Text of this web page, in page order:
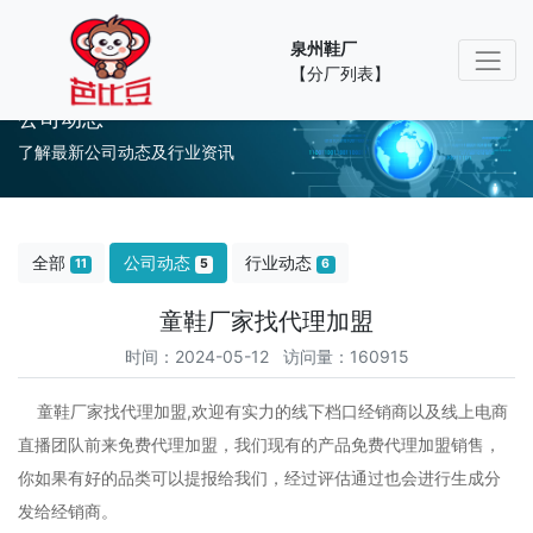
泉州鞋厂
【分厂列表】
公司动态
了解最新公司动态及行业资讯
全部 11 公司动态 5 行业动态 6
童鞋厂家找代理加盟
时间：2024-05-12 访问量：160915
童鞋厂家找代理加盟,欢迎有实力的线下档口经销商以及线上电商
直播团队前来免费代理加盟，我们现有的产品免费代理加盟销售，
你如果有好的品类可以提报给我们，经过评估通过也会进行生成分
发给经销商。